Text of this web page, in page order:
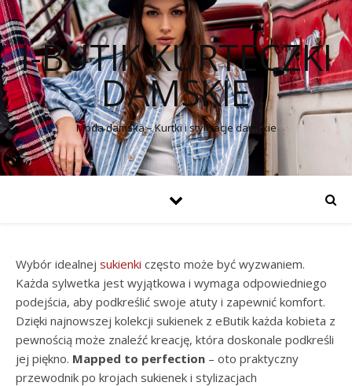
I-BUTIK KURTECZKI
DAMSKIE
Moda damska – Kurtki i stylizacje damskie
Wybór idealnej sukienki często może być wyzwaniem.
Każda sylwetka jest wyjątkowa i wymaga odpowiedniego
podejścia, aby podkreślić swoje atuty i zapewnić komfort.
Dzięki najnowszej kolekcji sukienek z eButik każda kobieta z
pewnością może znaleźć kreację, która doskonale podkreśli
jej piękno. Mapped to perfection – oto praktyczny
przewodnik po krojach sukienek i stylizacjach